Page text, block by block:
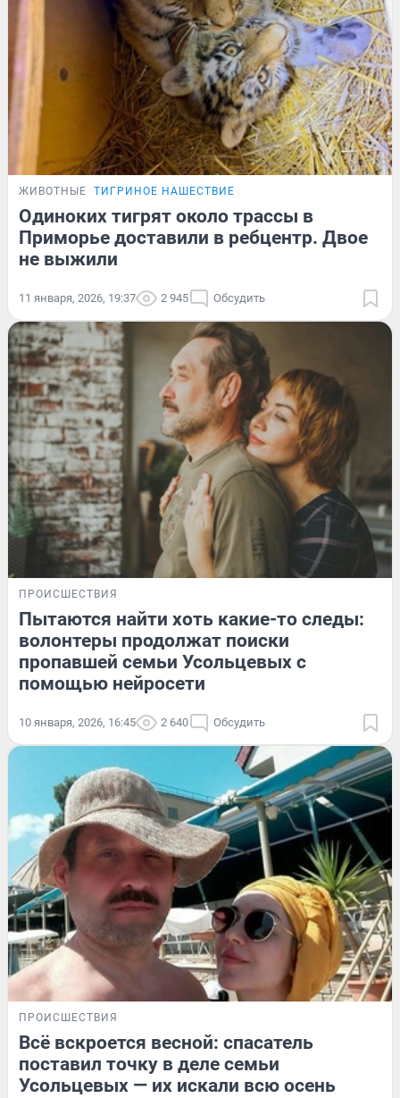
ЖИВОТНЫЕ ТИГРИНОЕ НАШЕСТВИЕ
Одиноких тигрят около трассы в
Приморье доставили в ребцентр. Двое
не выжили
11 января, 2026, 19:37 2 945 Обсудить
ПРОИСШЕСТВИЯ
Пытаются найти хоть какие-то следы:
волонтеры продолжат поиски
пропавшей семьи Усольцевых с
помощью нейросети
10 января, 2026, 16:45 2 640 Обсудить
ПРОИСШЕСТВИЯ
Всё вскроется весной: спасатель
поставил точку в деле семьи
Усольцевых — их искали всю осень